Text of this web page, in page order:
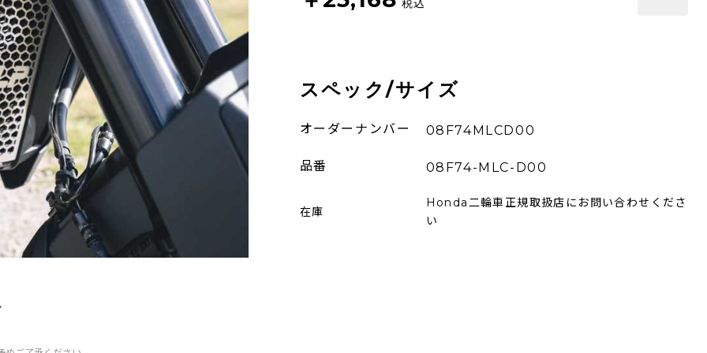
税込
在庫
Honda二輪車正規取扱店にお問い合わせくださ
い
スペック/サイズ
オーダーナンバー 08F74MLCD00
品番 08F74-MLC-D00